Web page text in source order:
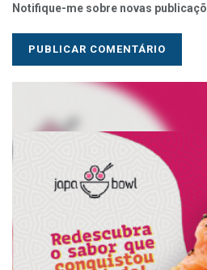
Notifique-me sobre novas